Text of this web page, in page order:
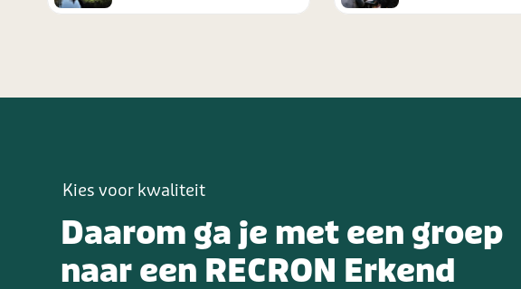
Kies voor kwaliteit
Daarom ga je met een groep
naar een RECRON Erkend